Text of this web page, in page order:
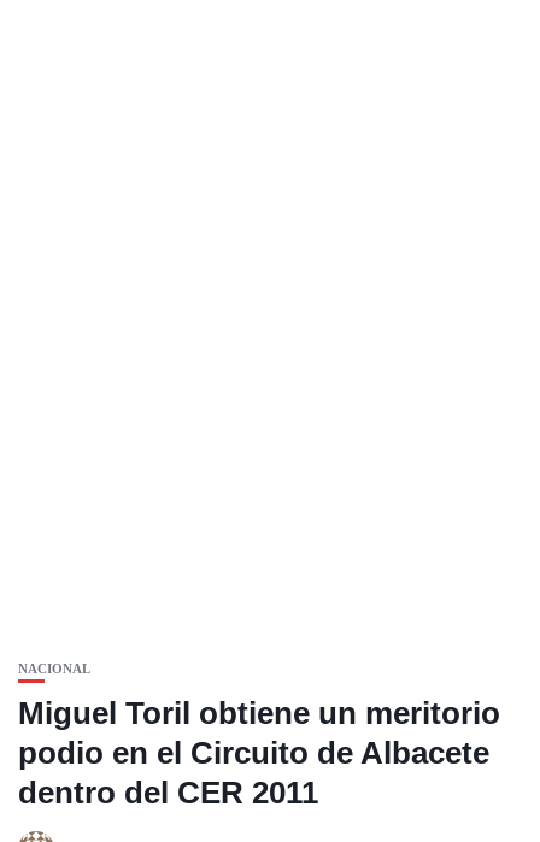
NACIONAL
Miguel Toril obtiene un meritorio
podio en el Circuito de Albacete
dentro del CER 2011